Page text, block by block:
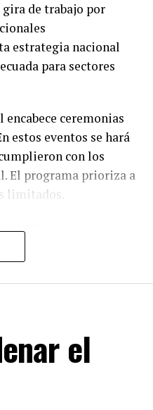
gira de trabajo por
estrategia nacional
para sectores
ceremonias
estos eventos se hará
con los
El programa prioriza a
limitados.
urbana renovada,
la convivencia
ambiental y
planteadas por el
el bienestar
de infraestructura
pueden
el